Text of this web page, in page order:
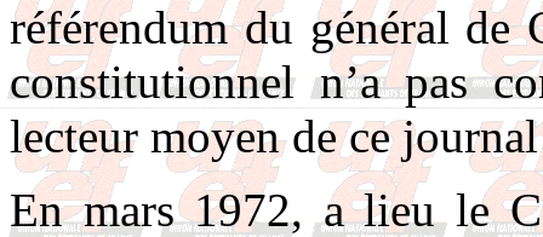
référendum du général
constitutionnel n’a pas
lecteur moyen de ce
En mars 1972, a lieu le